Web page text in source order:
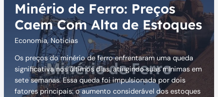
Minério de Ferro: Preços
Caem Com Alta de Estoques
Economia,Noticias
Os preços do minério de ferro enfrentaram uma queda
significativa nos últimos dias, atingindo suas mínimas em
sete semanas. Essa queda foi impulsionada por dois
fatores principais: o aumento considerável dos estoques